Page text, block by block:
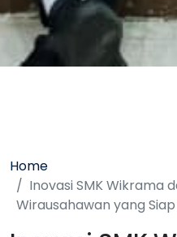
Home
Inovasi SMK Wikrama
Wirausahawan yang